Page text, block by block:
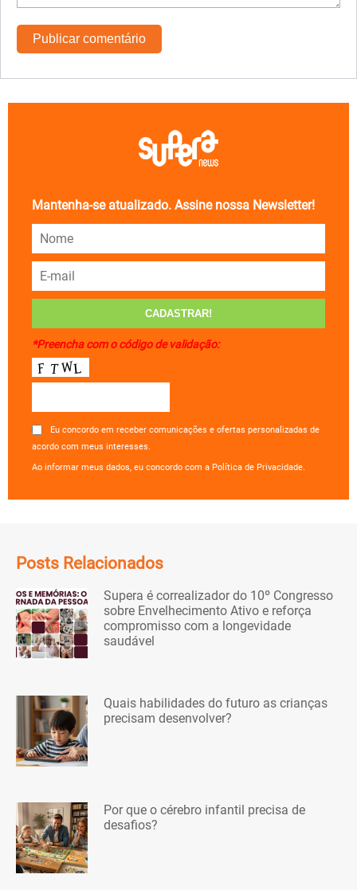
Mantenha-se atualizado. Assine nossa Newsletter!
*Preencha com o código de validação:
Eu concordo em receber comunicações e ofertas personalizadas de
acordo com meus interesses.
Ao informar meus dados, eu concordo com a Política de Privacidade.
Posts Relacionados
Supera é correalizador do 10º Congresso
sobre Envelhecimento Ativo e reforça
compromisso com a longevidade
saudável
Quais habilidades do futuro as crianças
precisam desenvolver?
Por que o cérebro infantil precisa de
desafios?